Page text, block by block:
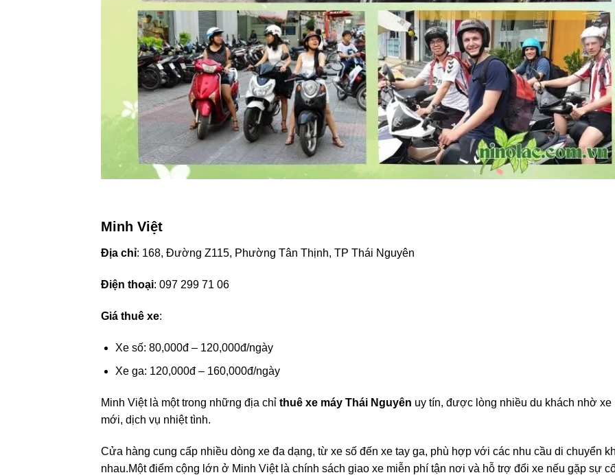
Minh Việt
Địa chỉ: 168, Đường Z115, Phường Tân Thịnh, TP Thái Nguyên
Điện thoại: 097 299 71 06
Giá thuê xe:
Xe số: 80,000đ – 120,000đ/ngày
Xe ga: 120,000đ – 160,000đ/ngày
Minh Việt là một trong những địa chỉ thuê xe máy Thái Nguyên uy tín, được lòng nhiều du khách nhờ xe
mới, dịch vụ nhiệt tình.
Cửa hàng cung cấp nhiều dòng xe đa dạng, từ xe số đến xe tay ga, phù hợp với các nhu cầu di chuyển
nhau.Một điểm cộng lớn ở Minh Việt là chính sách giao xe miễn phí tận nơi và hỗ trợ đổi xe nếu gặp sự